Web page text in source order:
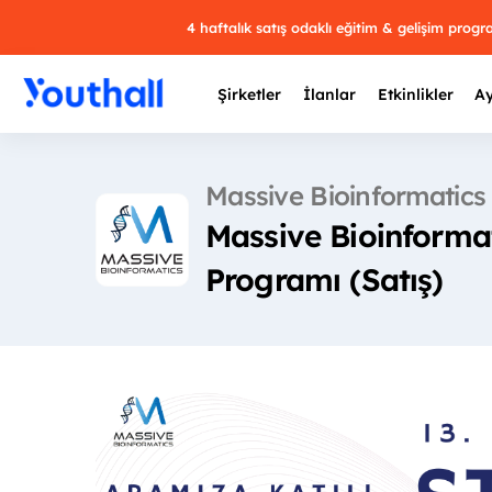
4 haftalık satış odaklı eğitim & gelişim
Şirketler İlanlar Etkinlikler
Massive Bioinformatics
Massive
Programı (Satış)